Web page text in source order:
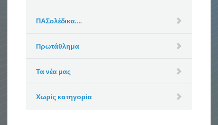
ΠΑΣολέδικα….
Πρωτάθλημα
Τα νέα μας
Χωρίς κατηγορία